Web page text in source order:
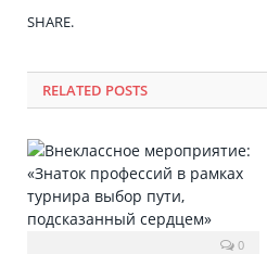
SHARE.
RELATED POSTS
0